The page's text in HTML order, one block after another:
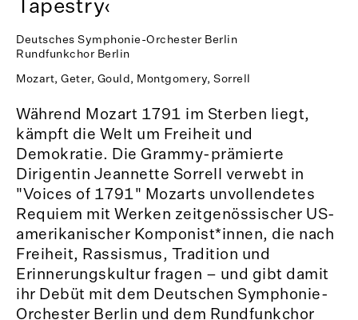
Deutsches Symphonie-Orchester Berlin
Rundfunkchor Berlin
Mozart, Geter, Gould, Montgomery, Sorrell
Während Mozart 1791 im Sterben liegt,
kämpft die Welt um Freiheit und
Demokratie. Die Grammy-prämierte
Dirigentin Jeannette Sorrell verwebt in
"Voices of 1791" Mozarts unvollendetes
Requiem mit Werken zeitgenössischer US-
amerikanischer Komponist*innen, die nach
Freiheit, Rassismus, Tradition und
Erinnerungskultur fragen – und gibt damit
ihr Debüt mit dem Deutschen Symphonie-
Orchester Berlin und dem Rundfunkchor